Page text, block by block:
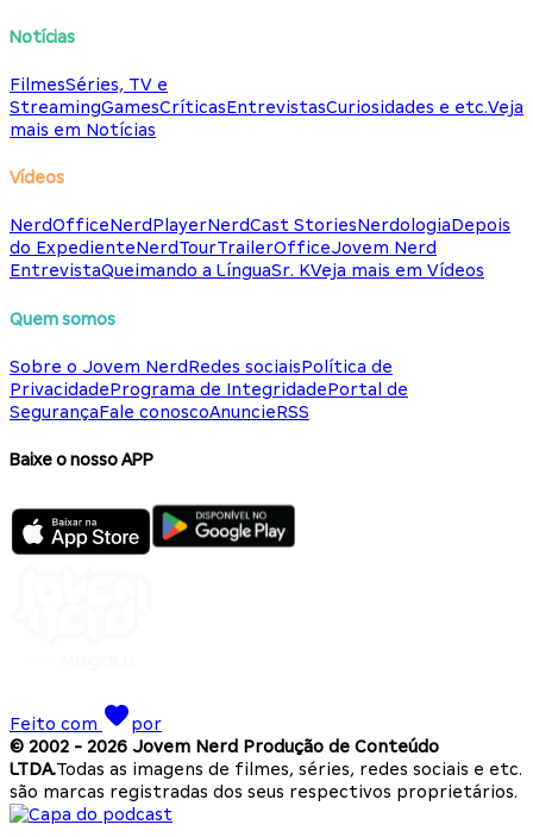
Notícias
FilmesSéries, TV e
StreamingGamesCríticasEntrevistasCuriosidades e etc.Veja
mais em Notícias
Vídeos
NerdOfficeNerdPlayerNerdCast StoriesNerdologiaDepois
do ExpedienteNerdTourTrailerOfficeJovem Nerd
EntrevistaQueimando a LínguaSr. KVeja mais em Vídeos
Quem somos
Sobre o Jovem NerdRedes sociaisPolítica de
PrivacidadePrograma de IntegridadePortal de
SegurançaFale conoscoAnuncieRSS
Baixe o nosso APP
Feito com
por
© 2002 - 2026 Jovem Nerd Produção de Conteúdo
LTDA.Todas as imagens de filmes, séries, redes sociais e etc.
são marcas registradas dos seus respectivos proprietários.